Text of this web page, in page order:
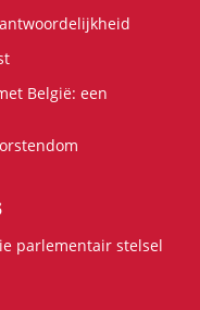
België: een
parlementair stelsel